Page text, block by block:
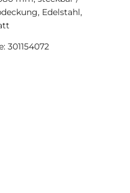
Edelstahl,
301154072